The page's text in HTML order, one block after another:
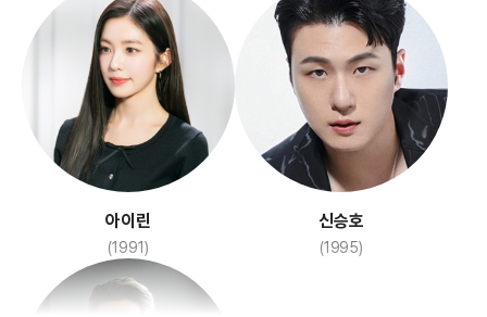
첫잔처럼
(2019)
큰엄마의 미친봉고
(2020)
아이린
(1991)
신승호
(1995)